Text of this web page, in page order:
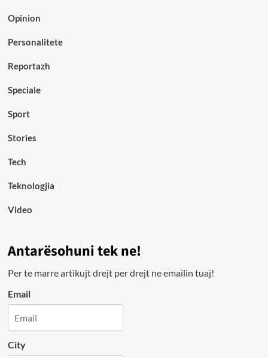
Opinion
Personalitete
Reportazh
Speciale
Sport
Stories
Tech
Teknologjia
Video
Antarësohuni tek ne!
Per te marre artikujt drejt per drejt ne emailin tuaj!
Email
City